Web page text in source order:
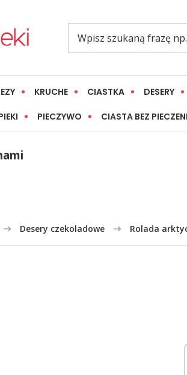
KRUCHE CIASTKA DESERY
PIECZYWO CIASTA BEZ
Desery czekoladowe Rolada